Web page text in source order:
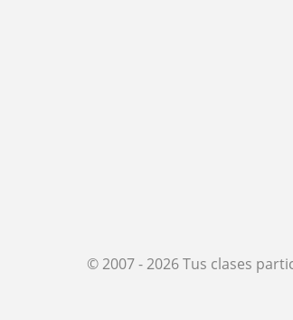
© 2007 - 2026 Tus clases